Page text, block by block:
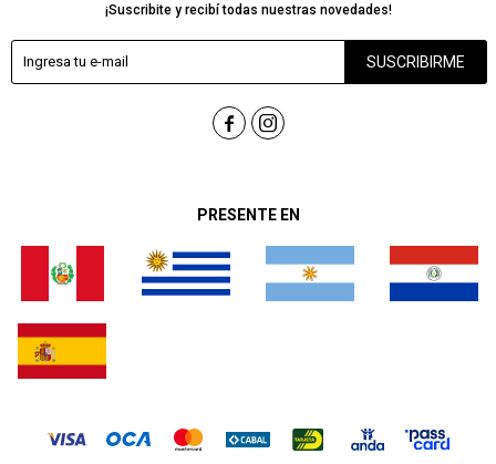
PRESENTE EN
¡Suscribite y recibí todas nuestras novedades!
SUSCRIBIRME
 